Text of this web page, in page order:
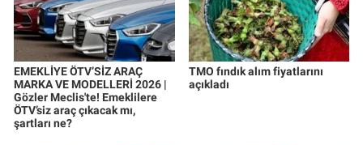
EMEKLİYE ÖTV’SİZ ARAÇ
MARKA VE MODELLERİ 2026 |
Gözler Meclis'te! Emeklilere
ÖTV’siz araç çıkacak mı,
şartları ne?
TMO fındık alım fiyatlarını
açıkladı